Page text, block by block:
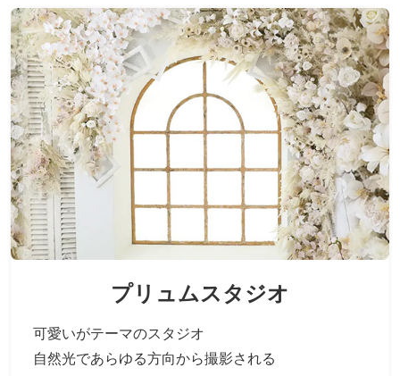
プリュムスタジオ
可愛いがテーマのスタジオ
自然光であらゆる方向から撮影される